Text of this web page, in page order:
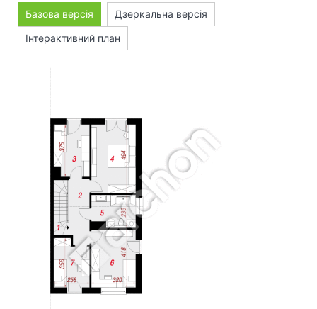
Базова версія
Дзеркальна версія
Інтерактивний план